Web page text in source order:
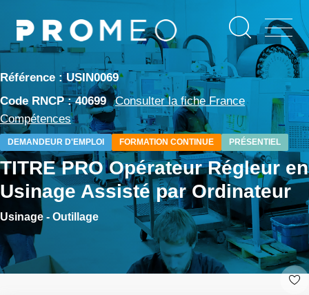
contenu
Référence : USIN0069
Code RNCP : 40699 Consulter la fiche France
Compétences
DEMANDEUR D'EMPLOI FORMATION CONTINUE PRÉSENTIEL
TITRE PRO Opérateur Régleur en
Usinage Assisté par Ordinateur
Usinage - Outillage